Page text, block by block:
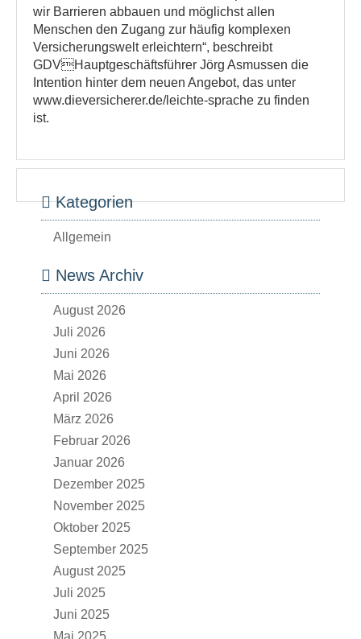
wir Barrieren abbauen und möglichst allen
Menschen den Zugang zur häufig komplexen
Versicherungswelt erleichtern“, beschreibt
GDVHauptgeschäftsführer Jörg Asmussen die
Intention hinter dem neuen Angebot, das unter
www.dieversicherer.de/leichte-sprache zu finden
ist.
Kategorien
Allgemein
News Archiv
August 2026
Juli 2026
Juni 2026
Mai 2026
April 2026
März 2026
Februar 2026
Januar 2026
Dezember 2025
November 2025
Oktober 2025
September 2025
August 2025
Juli 2025
Juni 2025
Mai 2025